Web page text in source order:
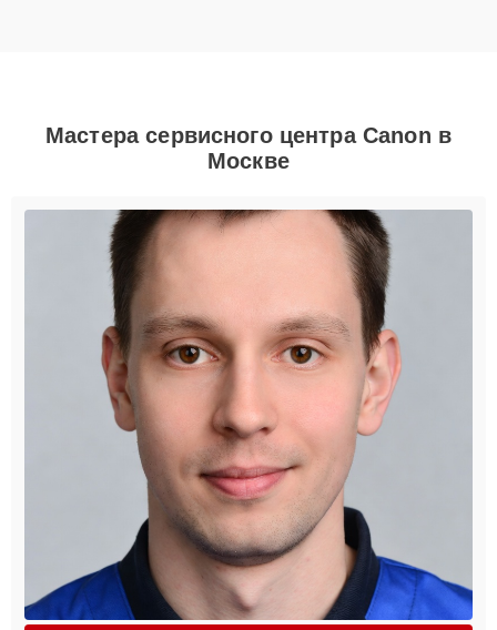
Мастера сервисного центра Canon в
Москве